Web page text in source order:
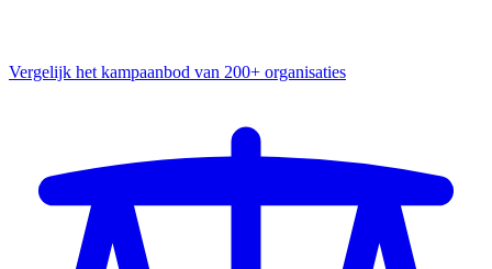
Vergelijk het kampaanbod van 200+ organisaties